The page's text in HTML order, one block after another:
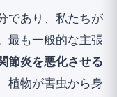
であり、私たちが
最も一般的な主張
節炎を悪化させる
植物が害虫から身